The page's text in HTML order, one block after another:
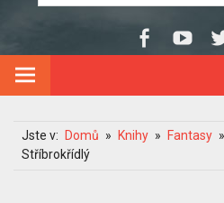
Jste v: Domů Knihy Fantasy
Stříbrokřídlý